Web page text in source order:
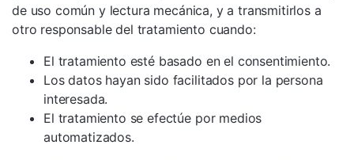
de uso común y lectura mecánica, y a transmitirlos a
otro responsable del tratamiento cuando:
El tratamiento esté basado en el consentimiento.
Los datos hayan sido facilitados por la persona
interesada.
El tratamiento se efectúe por medios
automatizados.